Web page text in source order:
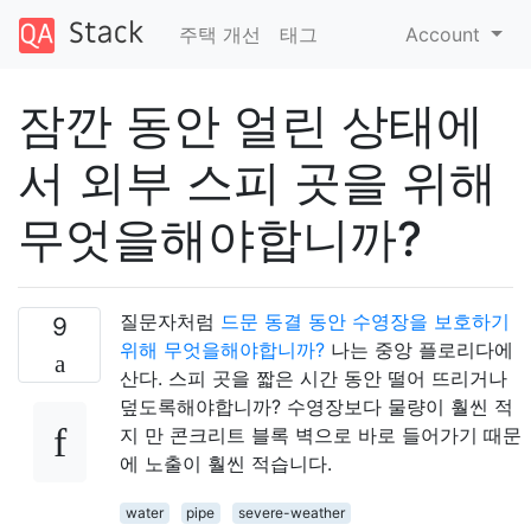
주택 개선 태그 Account
잠깐 동안 얼린 상태에
서 외부 스피 곳을 위해
무엇을해야합니까?
9 질문자처럼 드문 동결 동안 수영장을 보호하기
위해 무엇을해야합니까? 나는 중앙 플로리다에
산다. 스피 곳을 짧은 시간 동안 떨어 뜨리거나
덮도록해야합니까? 수영장보다 물량이 훨씬 적
지 만 콘크리트 블록 벽으로 바로 들어가기 때문
에 노출이 훨씬 적습니다.
water pipe
severe-weather